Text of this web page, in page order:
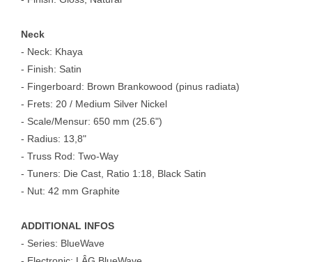
Neck
- Neck: Khaya
- Finish: Satin
- Fingerboard: Brown Brankowood (pinus radiata)
- Frets: 20 / Medium Silver Nickel
- Scale/Mensur: 650 mm (25.6")
- Radius: 13,8"
- Truss Rod: Two-Way
- Tuners: Die Cast, Ratio 1:18, Black Satin
- Nut: 42 mm Graphite
ADDITIONAL INFOS
- Series: BlueWave